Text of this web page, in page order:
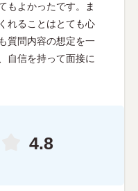
もよかったです。ま
れることはとても心
質問内容の想定を一
自信を持って面接に
4.8